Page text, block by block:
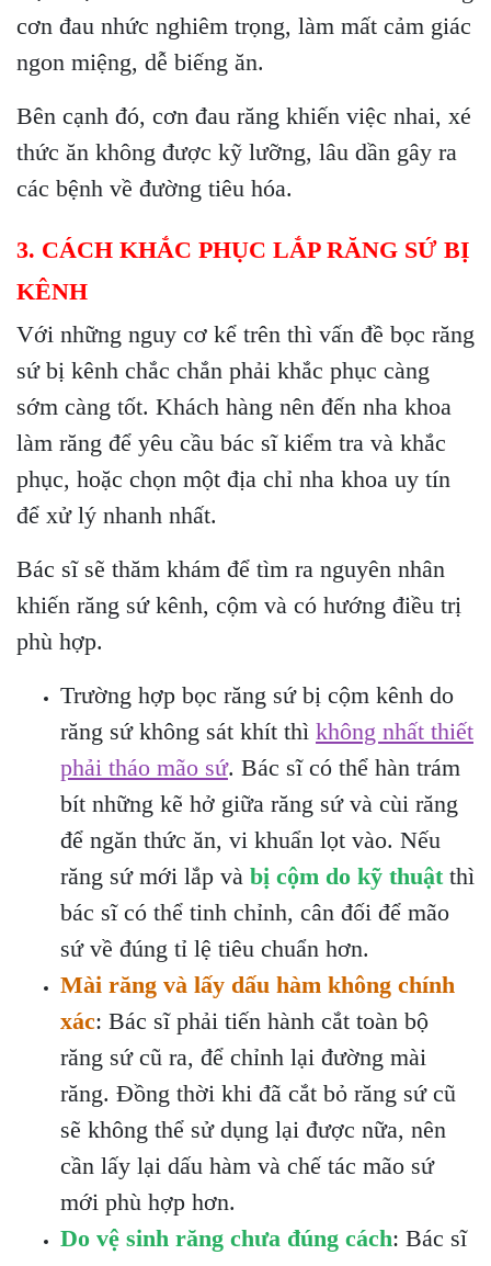
cơn đau nhức nghiêm trọng, làm mất cảm giác
ngon miệng, dễ biếng ăn.
Bên cạnh đó, cơn đau răng khiến việc nhai, xé
thức ăn không được kỹ lưỡng, lâu dần gây ra
các bệnh về đường tiêu hóa.
3. CÁCH KHẮC PHỤC LẮP RĂNG SỨ BỊ
KÊNH
Với những nguy cơ kể trên thì vấn đề bọc răng
sứ bị kênh chắc chắn phải khắc phục càng
sớm càng tốt. Khách hàng nên đến nha khoa
làm răng để yêu cầu bác sĩ kiểm tra và khắc
phục, hoặc chọn một địa chỉ nha khoa uy tín
để xử lý nhanh nhất.
Bác sĩ sẽ thăm khám để tìm ra nguyên nhân
khiến răng sứ kênh, cộm và có hướng điều trị
phù hợp.
Trường hợp bọc răng sứ bị cộm kênh do
răng sứ không sát khít thì không nhất thiết
phải tháo mão sứ. Bác sĩ có thể hàn trám
bít những kẽ hở giữa răng sứ và cùi răng
để ngăn thức ăn, vi khuẩn lọt vào. Nếu
răng sứ mới lắp và bị cộm do kỹ thuậtthì
bác sĩ có thể tinh chỉnh, cân đối để mão
sứ về đúng tỉ lệ tiêu chuẩn hơn.
Mài răng và lấy dấu hàm không chính
xác: Bác sĩ phải tiến hành cắt toàn bộ
răng sứ cũ ra, để chỉnh lại đường mài
răng. Đồng thời khi đã cắt bỏ răng sứ cũ
sẽ không thể sử dụng lại được nữa, nên
cần lấy lại dấu hàm và chế tác mão sứ
mới phù hợp hơn.
Do vệ sinh răng chưa đúng cách: Bác sĩ